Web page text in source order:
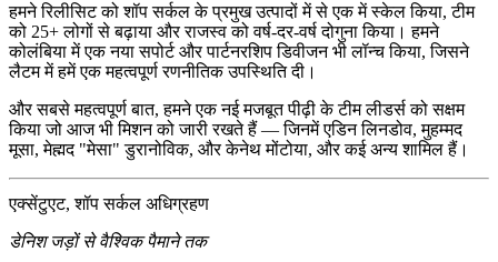
हमने रिलीसिट कोशॉप सर्कल के प्रमुख उत्पादोंमें से एक में स्केल किया, टीम
को 25+ लोगों से बढ़ाया और राजस्व कोवर्ष-दर-वर्षदोगुना किया। हमने
कोलंबिया में एक नयासपोर्ट और पार्टनरशिप डिवीजनभी लॉन्च किया, जिसने
लैटम में हमें एक महत्वपूर्ण रणनीतिक उपस्थिति दी।
और सबसे महत्वपूर्ण बात, हमने एक नई मजबूत पीढ़ी के टीम लीडर्स को सक्षम
किया जो आज भी मिशन को जारी रखते हैं — जिनमेंएडिन लिनडोव,मुहम्मद
मूसा,मेह्मद "मेसा" डुरानोविक, औरकेनेथ मोंटोया, और कई अन्य शामिल हैं।
एक्सेंटुएट, शॉप सर्कल अधिग्रहण
डेनिश जड़ों से वैश्विक पैमाने तक